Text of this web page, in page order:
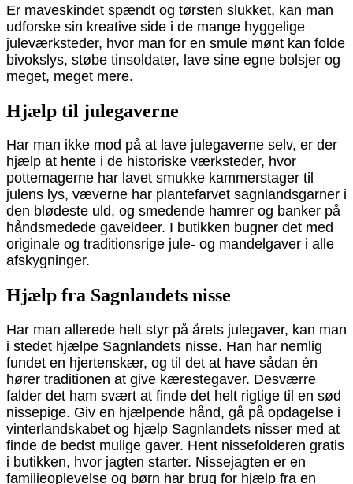
Er maveskindet spændt og tørsten slukket, kan man
udforske sin kreative side i de mange hyggelige
juleværksteder, hvor man for en smule mønt kan folde
bivokslys, støbe tinsoldater, lave sine egne bolsjer og
meget, meget mere.
Hjælp til julegaverne
Har man ikke mod på at lave julegaverne selv, er der
hjælp at hente i de historiske værksteder, hvor
pottemagerne har lavet smukke kammerstager til
julens lys, væverne har plantefarvet sagnlandsgarner i
den blødeste uld, og smedende hamrer og banker på
håndsmedede gaveideer. I butikken bugner det med
originale og traditionsrige jule- og mandelgaver i alle
afskygninger.
Hjælp fra Sagnlandets nisse
Har man allerede helt styr på årets julegaver, kan man
i stedet hjælpe Sagnlandets nisse. Han har nemlig
fundet en hjertenskær, og til det at have sådan én
hører traditionen at give kærestegaver. Desværre
falder det ham svært at finde det helt rigtige til en sød
nissepige. Giv en hjælpende hånd, gå på opdagelse i
vinterlandskabet og hjælp Sagnlandets nisser med at
finde de bedst mulige gaver. Hent nissefolderen gratis
i butikken, hvor jagten starter. Nissejagten er en
familieoplevelse og børn har brug for hjælp fra en